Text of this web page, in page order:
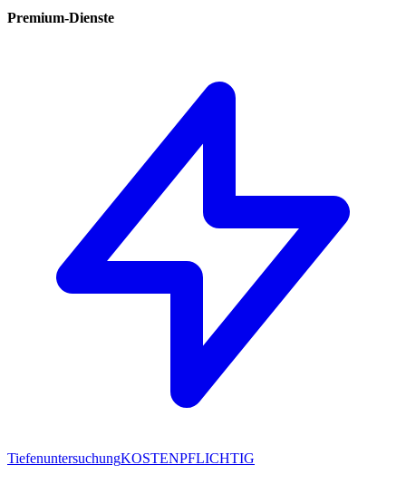
Premium-Dienste
TiefenuntersuchungKOSTENPFLICHTIG